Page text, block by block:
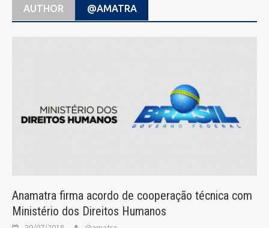
AUTHOR @AMATRA
Anamatra firma acordo de cooperação técnica com
Ministério dos Direitos Humanos